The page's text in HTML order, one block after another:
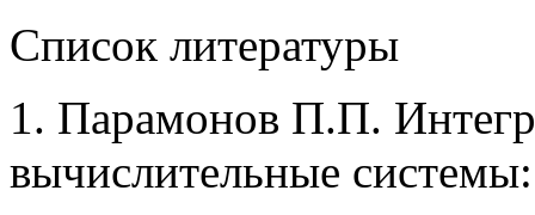
Список литературы
1. Парамонов П.П.
вычислительные